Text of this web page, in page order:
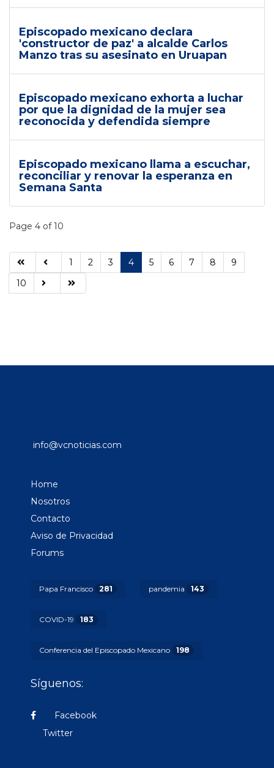
Episcopado mexicano declara
'constructor de paz' a alcalde Carlos
Manzo tras su asesinato en Uruapan
Episcopado mexicano exhorta a luchar
por que la dignidad de la mujer sea
reconocida y defendida siempre
Episcopado mexicano llama a escuchar,
reconciliar y renovar la esperanza en
Semana Santa
Page 4 of 10
1 2 3 4 5 6 7 8
9
10
info@vcnoticias.com
Home
Nosotros
Contacto
Aviso de Privacidad
Forums
Papa Francisco 281 pandemia 143
COVID-19 183
Conferencia del Episcopado Mexicano 198
Síguenos:
Facebook
Twitter